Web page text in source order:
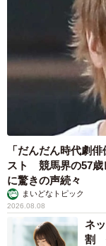
「だんだん時代劇
スト 競馬界の57歳
に驚きの声続々
まいどなトピック
2026.08.08
ネ
割